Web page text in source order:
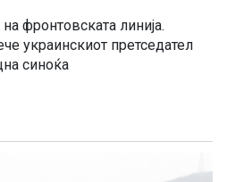
фронтовската линија.
украинскиот претседател
синоќа